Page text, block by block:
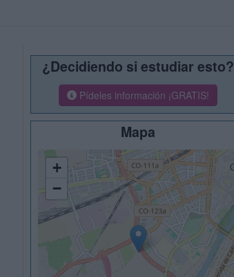
¿Decidiendo si estudiar esto?
Pídeles información ¡GRATIS!
Mapa
+
−